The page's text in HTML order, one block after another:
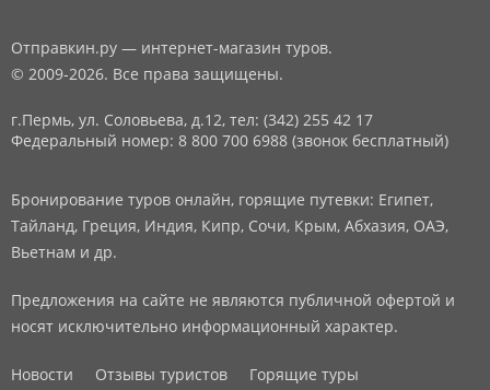
Отправкин.ру — интернет-магазин туров.
© 2009-2026. Все права защищены.
г.Пермь, ул. Соловьева, д.12, тел: (342) 255 42 17
Федеральный номер: 8 800 700 6988 (звонок бесплатный)
Бронирование туров онлайн, горящие путевки: Египет,
Тайланд, Греция, Индия, Кипр, Сочи, Крым, Абхазия, ОАЭ,
Вьетнам и др.
Предложения на сайте не являются публичной офертой и
носят исключительно информационный характер.
Новости Отзывы туристов Горящие туры